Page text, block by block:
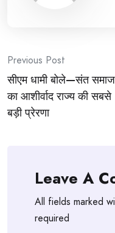
Post
navigation
Previous Post
सीएम धामी बोले—संत समाज
का आशीर्वाद राज्य की सबसे
बड़ी प्रेरणा
Leave A
All fields marked
required